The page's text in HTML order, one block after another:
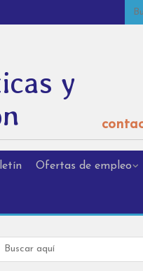
y
Ofertas de empleo